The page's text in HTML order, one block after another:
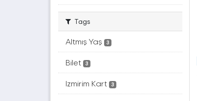
Tags
Altmış Yaş 3
Bilet 3
Izmirim Kart 3